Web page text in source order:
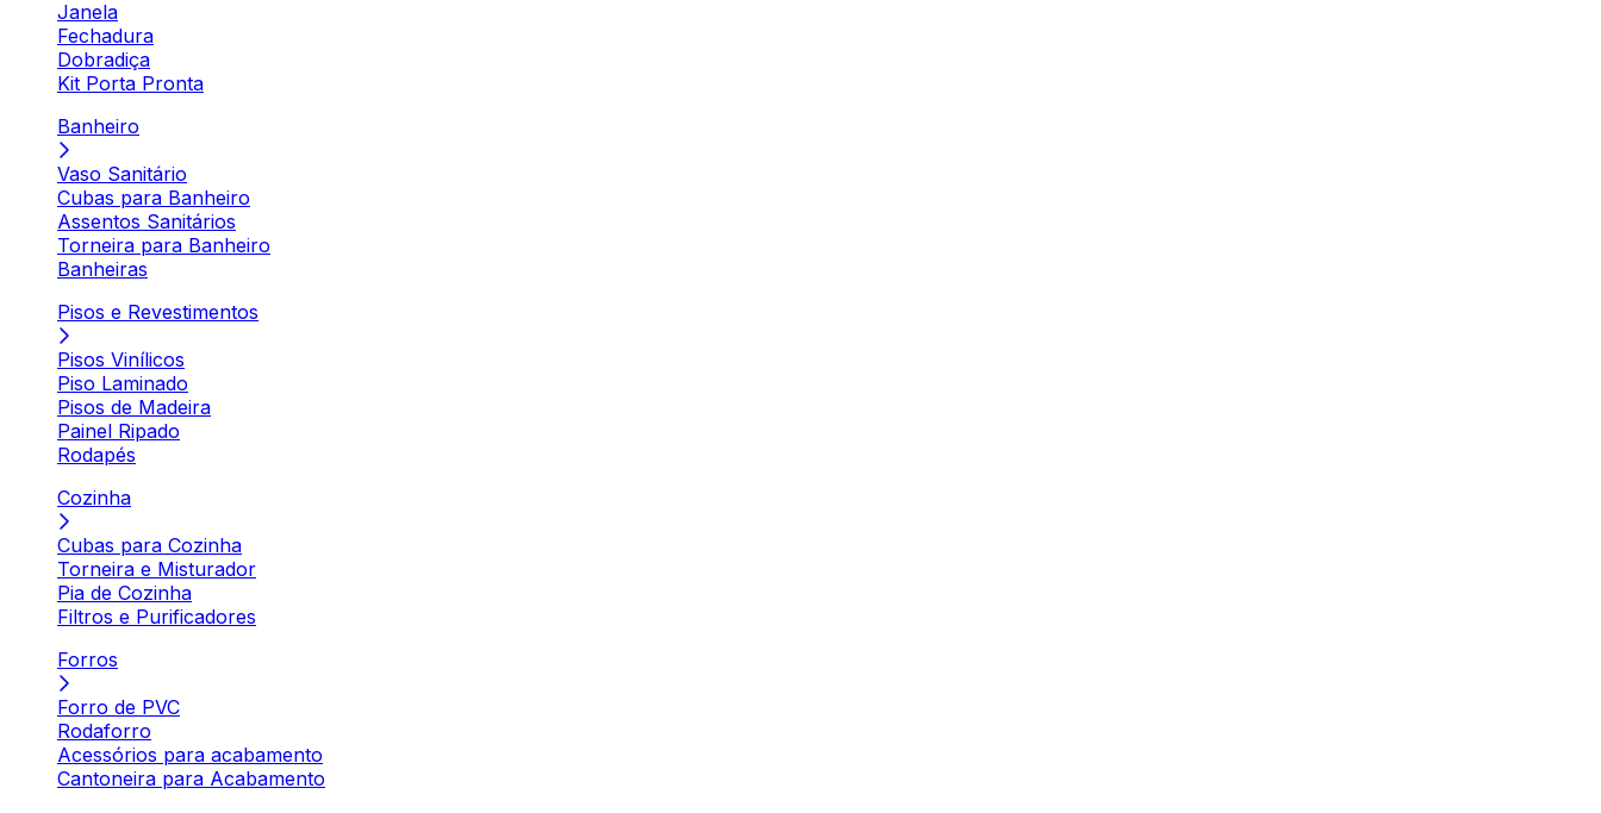
Janela
Fechadura
Dobradiça
Kit Porta Pronta
Banheiro
Vaso Sanitário
Cubas para Banheiro
Assentos Sanitários
Torneira para Banheiro
Banheiras
Pisos e Revestimentos
Pisos Vinílicos
Piso Laminado
Pisos de Madeira
Painel Ripado
Rodapés
Cozinha
Cubas para Cozinha
Torneira e Misturador
Pia de Cozinha
Filtros e Purificadores
Forros
Forro de PVC
Rodaforro
Acessórios para acabamento
Cantoneira para Acabamento